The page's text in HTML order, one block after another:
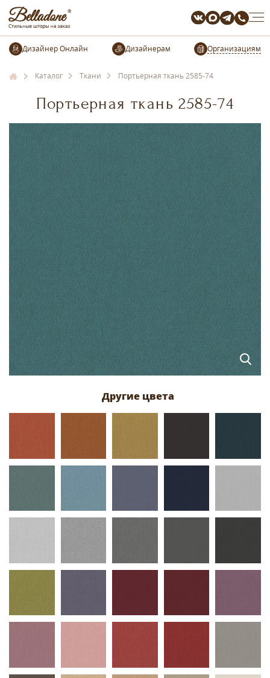
Организациям
Каталог Ткани Портьерная ткань 2585-74
Портьерная ткань 2585-74